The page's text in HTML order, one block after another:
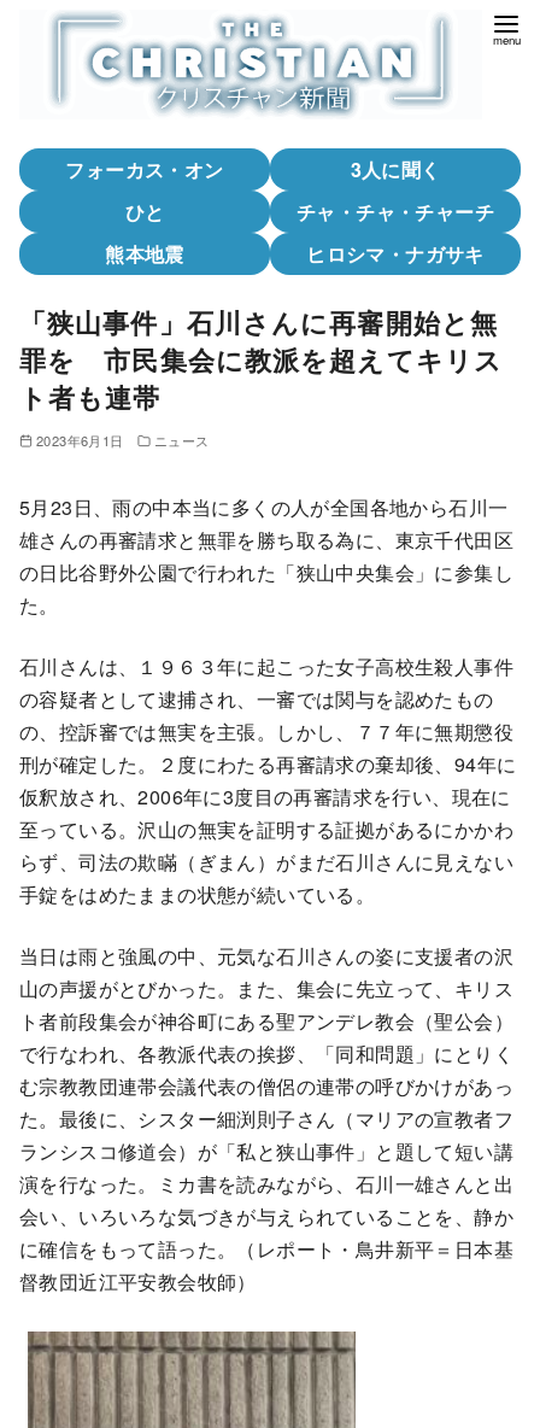
フォーカス・オン
3人に聞く
ひと
チャ・チャ・チャーチ
熊本地震
ヒロシマ・ナガサキ
「狭山事件」石川さんに再審開始と無
罪を 市民集会に教派を超えてキリス
ト者も連帯
2023年6月1日 ニュース
5月23日、雨の中本当に多くの人が全国各地から石川一
雄さんの再審請求と無罪を勝ち取る為に、東京千代田区
の日比谷野外公園で行われた「狭山中央集会」に参集し
た。
石川さんは、１９６３年に起こった女子高校生殺人事件
の容疑者として逮捕され、一審では関与を認めたもの
の、控訴審では無実を主張。しかし、７７年に無期懲役
刑が確定した。２度にわたる再審請求の棄却後、94年に
仮釈放され、2006年に3度目の再審請求を行い、現在に
至っている。沢山の無実を証明する証拠があるにかかわ
らず、司法の欺瞞（ぎまん）がまだ石川さんに見えない
手錠をはめたままの状態が続いている。
当日は雨と強風の中、元気な石川さんの姿に支援者の沢
山の声援がとびかった。また、集会に先立って、キリス
ト者前段集会が神谷町にある聖アンデレ教会（聖公会）
で行なわれ、各教派代表の挨拶、「同和問題」にとりく
む宗教教団連帯会議代表の僧侶の連帯の呼びかけがあっ
た。最後に、シスター細渕則子さん（マリアの宣教者フ
ランシスコ修道会）が「私と狭山事件」と題して短い講
演を行なった。ミカ書を読みながら、石川一雄さんと出
会い、いろいろな気づきが与えられていることを、静か
に確信をもって語った。（レポート・鳥井新平＝日本基
督教団近江平安教会牧師）